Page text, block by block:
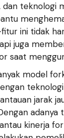
dan teknologi
ini tidak
juga
saat
model
jarak
adanya
kinerja